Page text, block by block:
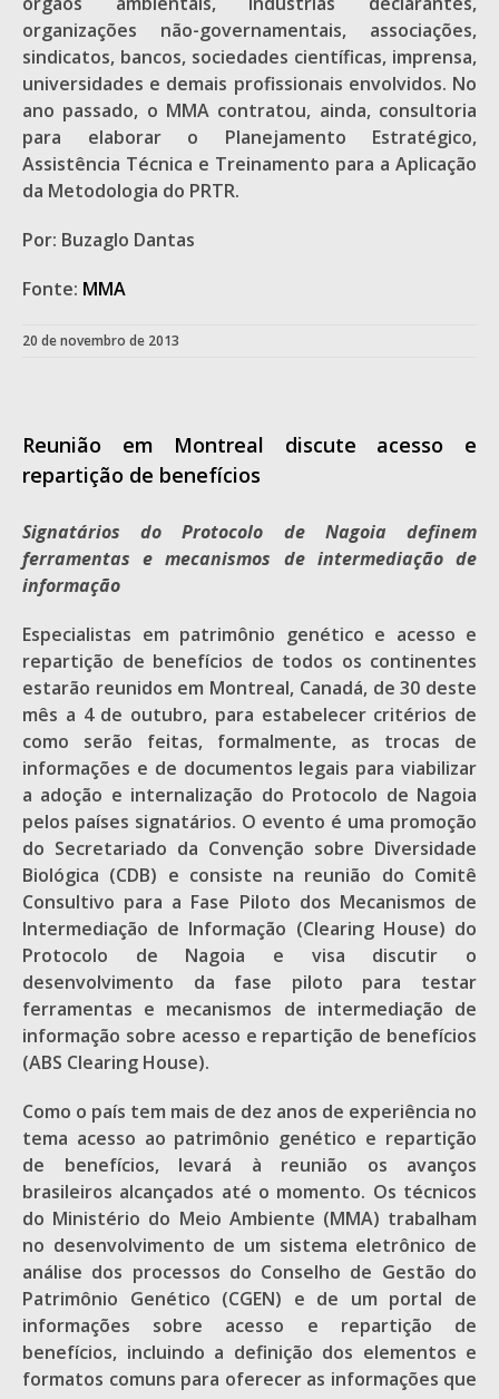
organizações não-governamentais, associações,
sindicatos, bancos, sociedades científicas, imprensa,
universidades e demais profissionais envolvidos. No
ano passado, o MMA contratou, ainda, consultoria
para elaborar o Planejamento Estratégico,
Assistência Técnica e Treinamento para a Aplicação
da Metodologia do PRTR.
Por: Buzaglo Dantas
Fonte: MMA
20 de novembro de 2013
Reunião em Montreal discute acesso e
repartição de benefícios
Signatários do Protocolo de Nagoia definem
ferramentas e mecanismos de intermediação de
informação
Especialistas em patrimônio genético e acesso e
repartição de benefícios de todos os continentes
estarão reunidos em Montreal, Canadá, de 30 deste
mês a 4 de outubro, para estabelecer critérios de
como serão feitas, formalmente, as trocas de
informações e de documentos legais para viabilizar
a adoção e internalização do Protocolo de Nagoia
pelos países signatários. O evento é uma promoção
do Secretariado da Convenção sobre Diversidade
Biológica (CDB) e consiste na reunião do Comitê
Consultivo para a Fase Piloto dos Mecanismos de
Intermediação de Informação (Clearing House) do
Protocolo de Nagoia e visa discutir o
desenvolvimento da fase piloto para testar
ferramentas e mecanismos de intermediação de
informação sobre acesso e repartição de benefícios
(ABS Clearing House).
Como o país tem mais de dez anos de experiência no
tema acesso ao patrimônio genético e repartição
de benefícios, levará à reunião os avanços
brasileiros alcançados até o momento. Os técnicos
do Ministério do Meio Ambiente (MMA) trabalham
no desenvolvimento de um sistema eletrônico de
análise dos processos do Conselho de Gestão do
Patrimônio Genético (CGEN) e de um portal de
informações sobre acesso e repartição de
benefícios, incluindo a definição dos elementos e
formatos comuns para oferecer as informações que